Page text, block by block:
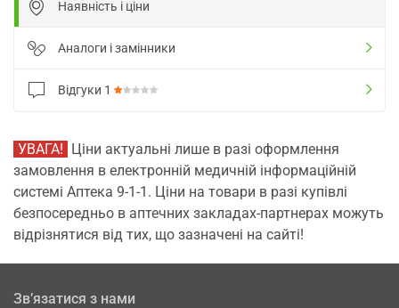
Наявність і ціни
Аналоги і замінники
Відгуки 1
УВАГА! Ціни актуальні лише в разі оформлення
замовлення в електронній медичній інформаційній
системі Аптека 9-1-1. Ціни на товари в разі купівлі
безпосередньо в аптечних закладах-партнерах можуть
відрізнятися від тих, що зазначені на сайті!
Зв’язатися з нами